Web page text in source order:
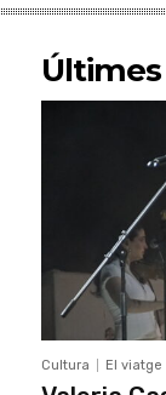
Cultura El